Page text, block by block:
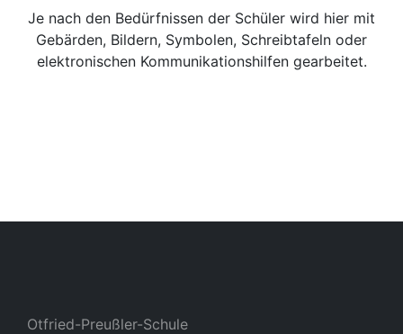
Je nach den Bedürfnissen der Schüler wird hier mit
Gebärden, Bildern, Symbolen, Schreibtafeln oder
elektronischen Kommunikationshilfen gearbeitet.
Otfried-Preußler-Schule